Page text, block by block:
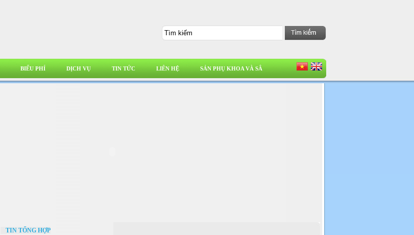
BIỂU PHÍ DỊCH VỤ TIN TỨC LIÊN HỆ SẢN PHỤ KHOA VÀ SÂ
TIN TỔNG HỢP